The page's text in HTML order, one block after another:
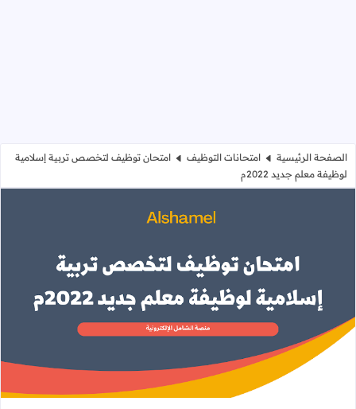
الصفحة الرئيسية امتحانات التوظيف
امتحان توظيف لتخصص تربية إسلامية
لوظيفة معلم جديد 2022م
امتحان توظيف لتخصص تربية إسلامية